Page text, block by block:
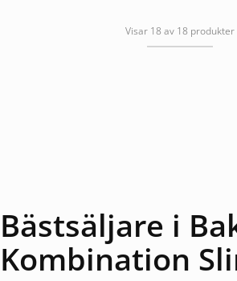
Visar 18 av 18 produkter
Bästsäljare i
Kombination